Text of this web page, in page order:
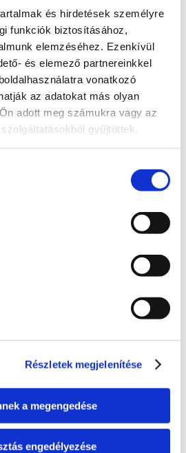
és hirdetések személyre
funkciók biztosításához,
elemzéséhez. Ezenkívül
és elemező partnereinkkel
vonatkozó
az adatokat más olyan
adott meg számukra vagy az
gyűjtöttek.
Részletek megjelenítése
a megengedése
engedélyezése
képviselő,
lista megnyitása
csatolt dokumentum(ok):
szükséges
csatlakozhatsz a
Időrendi sorrendbe rendezve
probléma jelenleg